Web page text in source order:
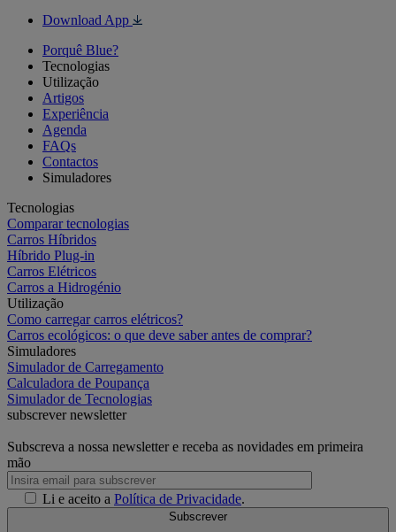
Download App
Porquê Blue?
Tecnologias
Utilização
Artigos
Experiência
Agenda
FAQs
Contactos
Simuladores
Tecnologias
Comparar tecnologias
Carros Híbridos
Híbrido Plug-in
Carros Elétricos
Carros a Hidrogénio
Utilização
Como carregar carros elétricos?
Carros ecológicos: o que deve saber antes de comprar?
Simuladores
Simulador de Carregamento
Calculadora de Poupança
Simulador de Tecnologias
subscrever newsletter
Subscreva a nossa newsletter e receba as novidades em primeira
mão
Li e aceito a Política de Privacidade.
Subscrever